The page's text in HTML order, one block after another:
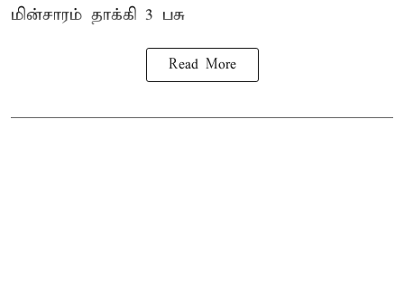
மின்சாரம் தாக்கி 3 பசு
Read More